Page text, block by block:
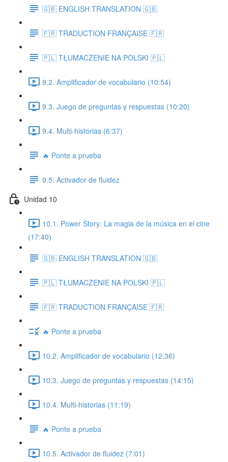
🇬🇧 ENGLISH TRANSLATION 🇬🇧
🇫🇷 TRADUCTION FRANÇAISE 🇫🇷
🇵🇱 TŁUMACZENIE NA POLSKI 🇵🇱
9.2. Amplificador de vocabulario (10:54)
9.3. Juego de preguntas y respuestas (10:20)
9.4. Multi-historias (6:37)
🔥 Ponte a prueba
9.5. Activador de fluidez
Unidad 10
10.1. Power Story: La magia de la música en el cine
(17:40)
🇬🇧 ENGLISH TRANSLATION 🇬🇧
🇵🇱 TŁUMACZENIE NA POLSKI 🇵🇱
🇫🇷 TRADUCTION FRANÇAISE 🇫🇷
🔥 Ponte a prueba
10.2. Amplificador de vocabulario (12:36)
10.3. Juego de preguntas y respuestas (14:15)
10.4. Multi-historias (11:19)
🔥 Ponte a prueba
10.5. Activador de fluidez (7:01)